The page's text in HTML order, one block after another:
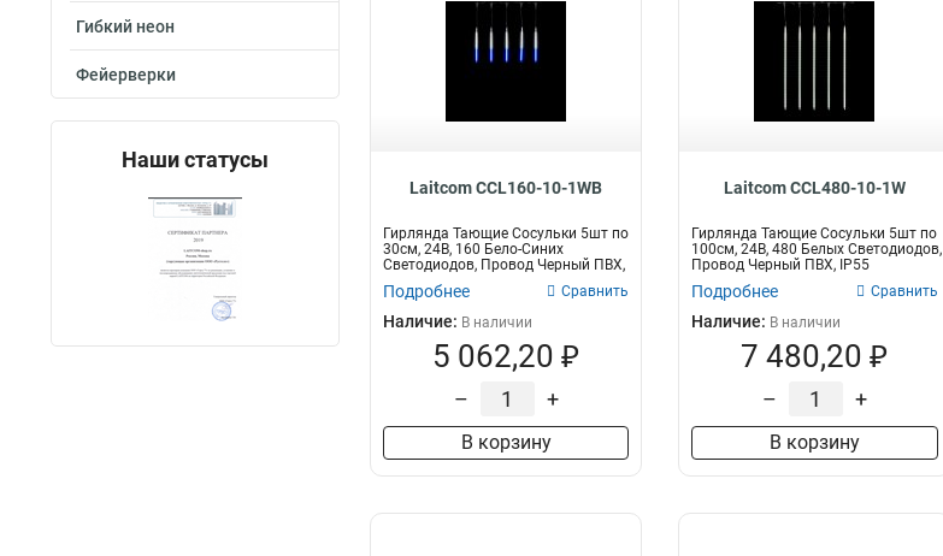
Гибкий неон
Фейерверки
Наши статусы
Laitcom CCL160-10-1WB
Гирлянда Тающие Сосульки 5шт по
30см, 24В, 160 Бело-Синих
Светодиодов, Провод Черный ПВХ,
Подробнее Сравнить
Наличие: В наличии
5 062,20 ₽
– +
В корзину
Laitcom CCL480-10-1W
Гирлянда Тающие Сосульки 5шт по
100см, 24В, 480 Белых Светодиодов,
Провод Черный ПВХ, IP55
Подробнее Сравнить
Наличие: В наличии
7 480,20 ₽
– +
В корзину